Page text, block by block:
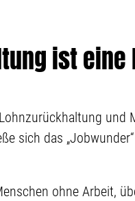
ist eine
und
sich das
ohne Arbeit,